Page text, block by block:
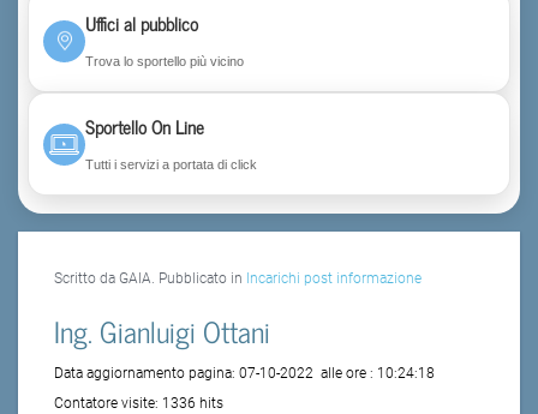
Uffici al pubblico
Trova lo sportello più vicino
Sportello On Line
Tutti i servizi a portata di click
Scritto da GAIA. Pubblicato in Incarichi post informazione
Ing. Gianluigi Ottani
Data aggiornamento pagina: 07-10-2022 alle ore : 10:24:18
Contatore visite: 1336 hits